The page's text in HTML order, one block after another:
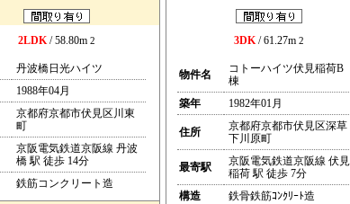
2LDK/ 58.80m 2
丹波橋日光ハイツ
1988年04月
京都府京都市伏見区川東
町
京阪電気鉄道京阪線 丹波
橋 駅 徒歩 14分
鉄筋コンクリート造
3DK/ 61.27m 2
物件名
コトーハイツ伏見稲荷B
棟
築年
1982年01月
住所
京都府京都市伏見区深草
下川原町
最寄駅
京阪電気鉄道京阪線 伏見
稲荷 駅 徒歩 7分
構造
鉄骨鉄筋ｺﾝｸﾘｰﾄ造